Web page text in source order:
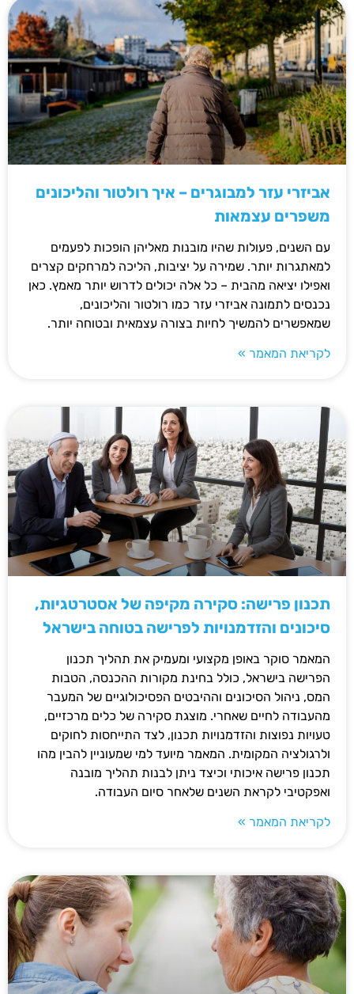
אביזרי עזר למבוגרים – איך רולטור והליכונים
משפרים עצמאות
עם השנים, פעולות שהיו מובנות מאליהן הופכות לפעמים
למאתגרות יותר. שמירה על יציבות, הליכה למרחקים קצרים
ואפילו יציאה מהבית – כל אלה יכולים לדרוש יותר מאמץ. כאן
נכנסים לתמונה אביזרי עזר כמו רולטור והליכונים,
שמאפשרים להמשיך לחיות בצורה עצמאית ובטוחה יותר.
לקריאת המאמר »
תכנון פרישה: סקירה מקיפה של אסטרטגיות,
סיכונים והזדמנויות לפרישה בטוחה בישראל
המאמר סוקר באופן מקצועי ומעמיק את תהליך תכנון
הפרישה בישראל, כולל בחינת מקורות ההכנסה, הטבות
המס, ניהול הסיכונים וההיבטים הפסיכולוגיים של המעבר
מהעבודה לחיים שאחרי. מוצגת סקירה של כלים מרכזיים,
טעויות נפוצות והזדמנויות תכנון, לצד התייחסות לחוקים
ולרגולציה המקומית. המאמר מיועד למי שמעוניין להבין מהו
תכנון פרישה איכותי וכיצד ניתן לבנות תהליך מובנה
ואפקטיבי לקראת השנים שלאחר סיום העבודה.
לקריאת המאמר »